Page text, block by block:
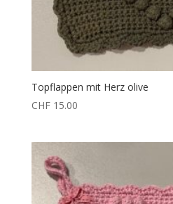
Topflappen mit Herz olive
CHF15.00